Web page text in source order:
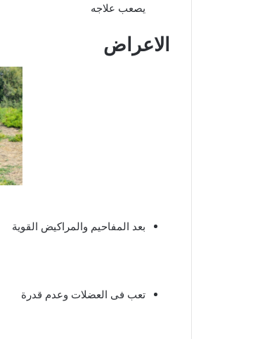
يصعب علاجه
الاعراض
بعد المفاحيم والمراكيض القوية
تعب فى العضلات وعدم قدرة